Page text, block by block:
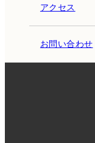
アクセス
お問い合わせ